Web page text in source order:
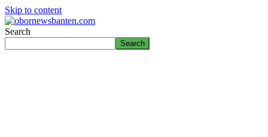
Skip to content
Search
Search